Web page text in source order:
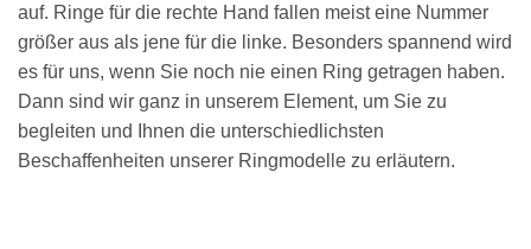
auf. Ringe für die rechte Hand fallen meist eine Nummer
größer aus als jene für die linke. Besonders spannend wird
es für uns, wenn Sie noch nie einen Ring getragen haben.
Dann sind wir ganz in unserem Element, um Sie zu
begleiten und Ihnen die unterschiedlichsten
Beschaffenheiten unserer Ringmodelle zu erläutern.